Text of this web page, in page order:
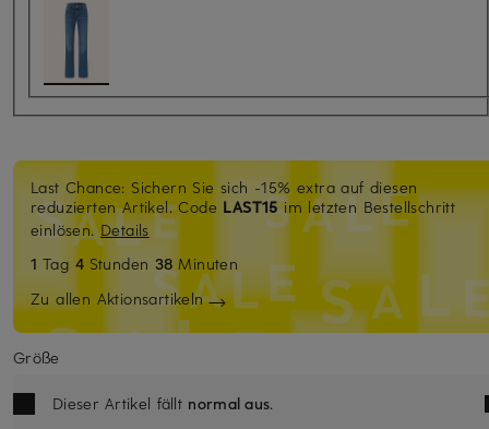
Last Chance: Sichern Sie sich -15% extra auf diesen
reduzierten Artikel. Code LAST15im letzten Bestellschritt
einlösen.Details
1 Tag 4 Stunden 38 Minuten
Zu allen Aktionsartikeln
Größe
Dieser Artikel fällt normal aus.